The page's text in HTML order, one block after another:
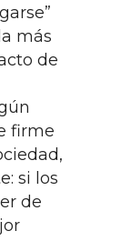
más
de
firme
si los
de